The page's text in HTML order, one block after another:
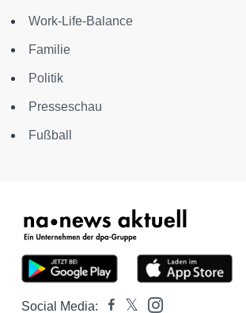
Work-Life-Balance
Familie
Politik
Presseschau
Fußball
Social Media: